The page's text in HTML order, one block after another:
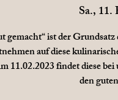
Sa., 11.
gemacht“ ist der
auf diese
11.02.2023 findet diese
den